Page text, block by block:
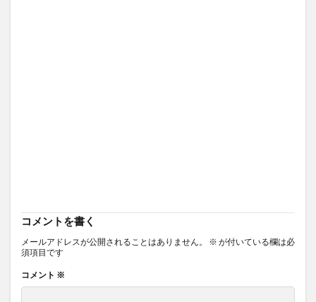
コメントを書く
メールアドレスが公開されることはありません。 ※ が付いている欄は必
須項目です
コメント ※